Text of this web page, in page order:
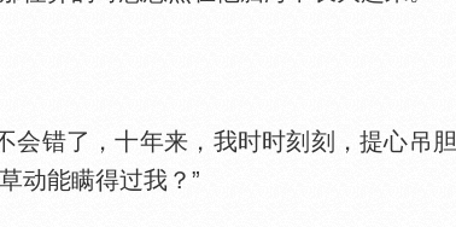
错了，十年来，我时时刻刻，提心吊胆
动能瞒得过我？”